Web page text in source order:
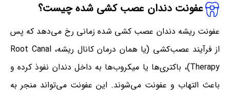
عفونت دندان عصب کشی شده چیست؟
عفونت ریشه دندان عصب کشی شده زمانی رخ می‌دهد که پس
از فرآیند عصب‌کشی (یا همان درمان کانال ریشه، Root Canal
Therapy)، باکتری‌ها یا میکروب‌ها به داخل دندان نفوذ کرده و
باعث التهاب و عفونت می‌شوند. این عفونت می‌تواند منجر به